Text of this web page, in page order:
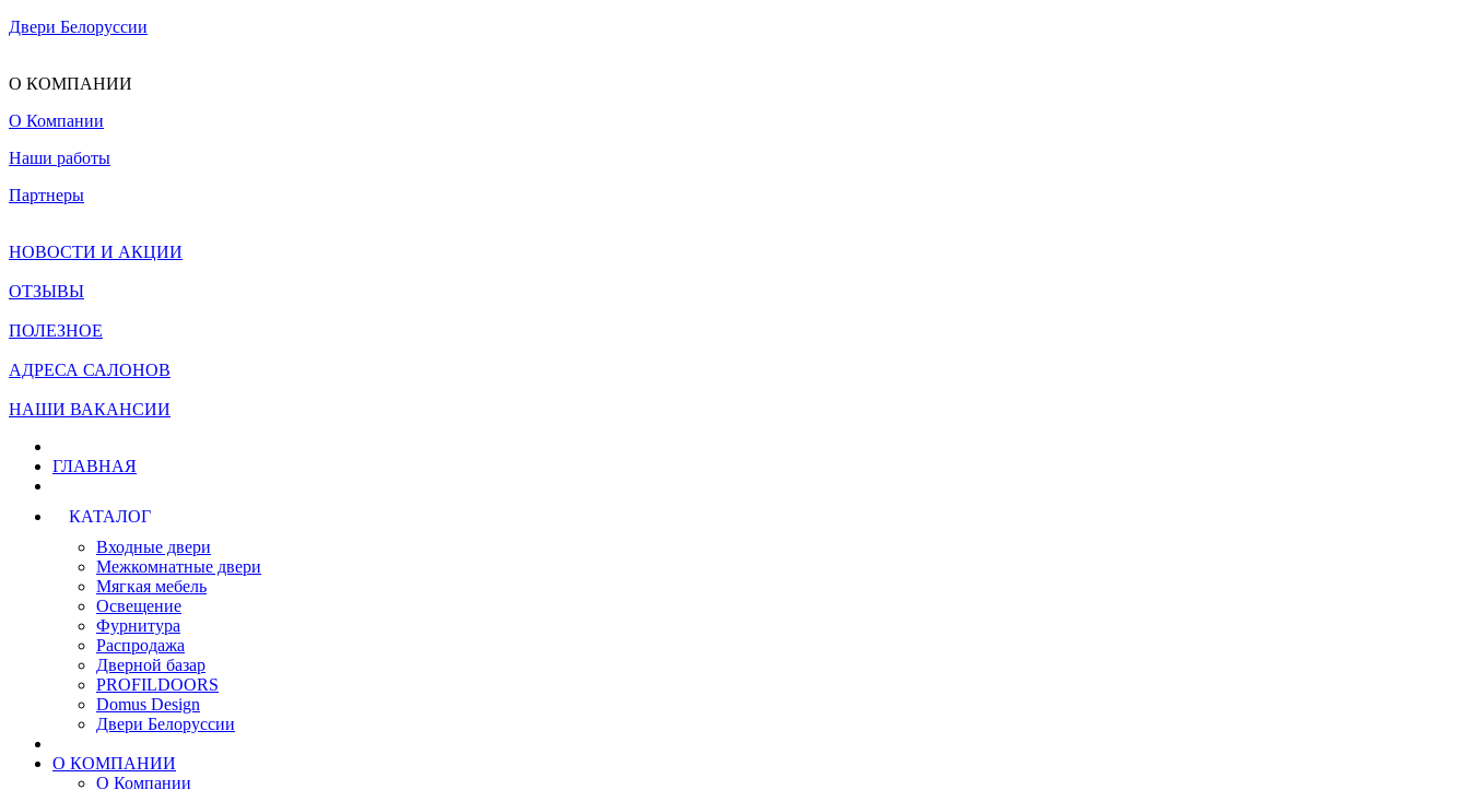
Двери Белоруссии
О КОМПАНИИ
О Компании
Наши работы
Партнеры
НОВОСТИ И АКЦИИ
ОТЗЫВЫ
ПОЛЕЗНОЕ
АДРЕСА САЛОНОВ
НАШИ ВАКАНСИИ
ГЛАВНАЯ
КАТАЛОГ
Входные двери
Межкомнатные двери
Мягкая мебель
Освещение
Фурнитура
Распродажа
Дверной базар
PROFILDOORS
Domus Design
Двери Белоруссии
О КОМПАНИИ
О Компании